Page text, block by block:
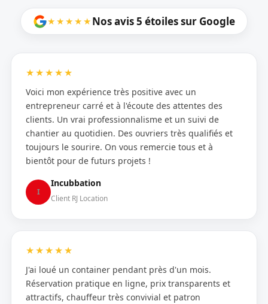
★★★★★ Nos avis 5 étoiles sur Google
★★★★★
Voici mon expérience très positive avec un
entrepreneur carré et à l'écoute des attentes des
clients. Un vrai professionnalisme et un suivi de
chantier au quotidien. Des ouvriers très qualifiés et
toujours le sourire. On vous remercie tous et à
bientôt pour de futurs projets !
I
Incubbation
Client RJ Location
★★★★★
J'ai loué un container pendant près d'un mois.
Réservation pratique en ligne, prix transparents et
attractifs, chauffeur très convivial et patron